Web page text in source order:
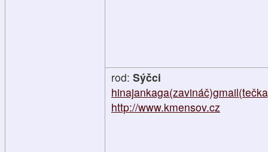
rod: Sýčci
http://www.kmensov.cz